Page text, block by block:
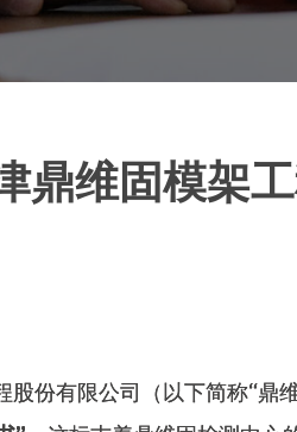
鼎维固模架
股份有限公司（以下简称“鼎